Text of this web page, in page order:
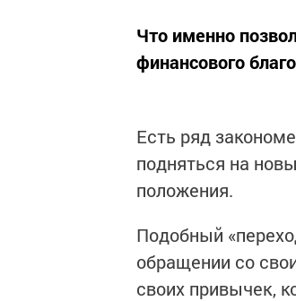
Что именно
финансового
Есть ряд
подняться на
положения.
Подобный
обращении со
своих привычек,